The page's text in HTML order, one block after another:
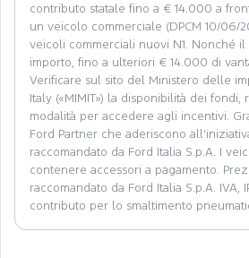
contributo statale fino a € 14.000 a
un veicolo commerciale (DPCM 10/06/
veicoli commerciali nuovi N1. Nonché
importo, fino a ulteriori € 14.000 di
Verificare sul sito del Ministero delle
Italy («MIMIT») la disponibilità dei fondi,
modalità per accedere agli incentivi.
Ford Partner che aderiscono
raccomandato da Ford Italia S.p.A. I
contenere accessori a pagamento.
raccomandato da Ford Italia S.p.A. IVA,
contributo per lo smaltimento